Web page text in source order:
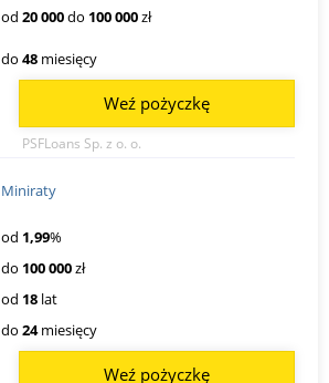
od 20 000do 100 000zł
do 48 miesięcy
PSFLoans Sp. z o. o.
Weź pożyczkę
Miniraty
od 1,99%
do 100 000zł
od 18 lat
do 24miesięcy
Weź pożyczkę